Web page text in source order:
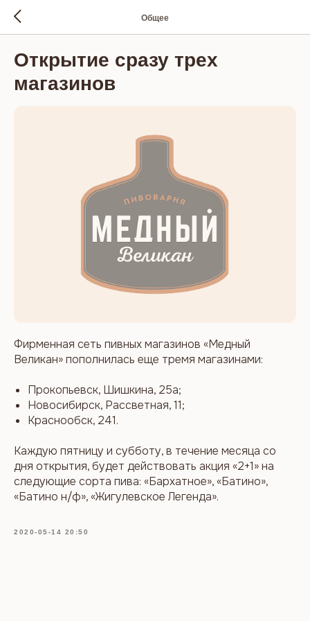
Общее
Открытие сразу трех
магазинов
Фирменная сеть пивных магазинов «Медный
Великан» пополнилась еще тремя магазинами:
Прокопьевск, Шишкина, 25а;
Новосибирск, Рассветная, 11;
Краснообск, 241.
Каждую пятницу и субботу, в течение месяца со
дня открытия, будет действовать акция «2+1» на
следующие сорта пива: «Бархатное», «Батино»,
«Батино н/ф», «Жигулевское Легенда».
2020-05-14 20:50